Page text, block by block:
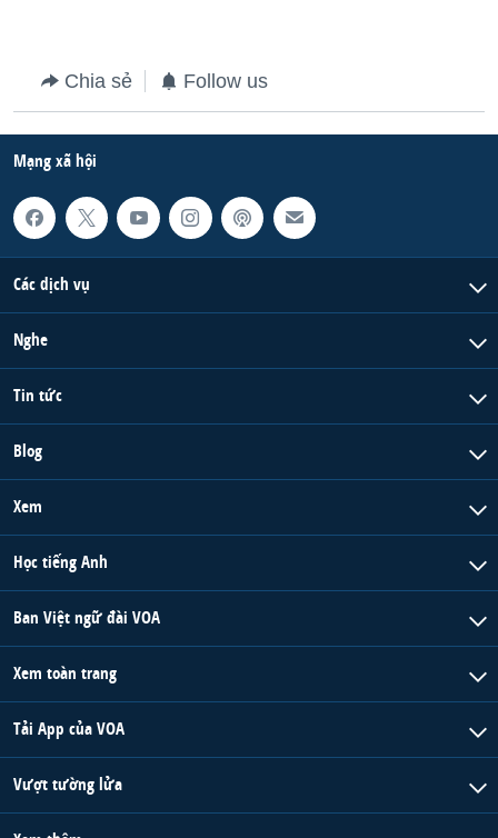
Chia sẻ Follow us
Mạng xã hội
Các dịch vụ
Nghe
Tin tức
Blog
Xem
Học tiếng Anh
Ban Việt ngữ đài VOA
Xem toàn trang
Tải App của VOA
Vượt tường lửa